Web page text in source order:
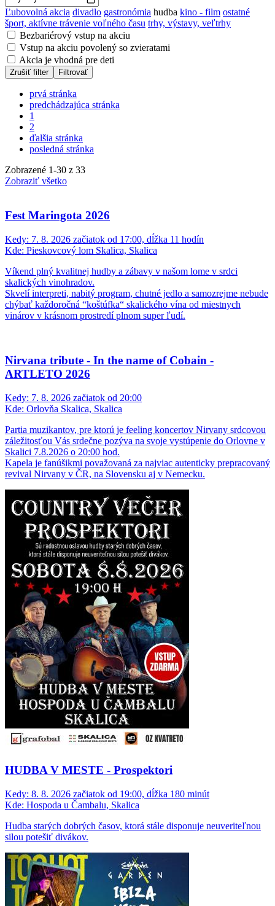
Ľubovolná akcia divadlo gastronómia hudba kino - film ostatné
šport, aktívne trávenie voľného času trhy, výstavy, veľtrhy
Bezbariérový vstup na akciu
Vstup na akciu povolený so zvieratami
Akcia je vhodná pre deti
Zrušiť filter Filtrovať
prvá stránka
predchádzajúca stránka
1
2
ďalšia stránka
posledná stránka
Zobrazené 1-30 z 33
Zobraziť všetko
Fest Maringota 2026
Kedy: 7. 8. 2026 začiatok od 17:00, dĺžka 11 hodín
Kde: Pieskovcový lom Skalica, Skalica
Víkend plný kvalitnej hudby a zábavy v našom lome v srdci
skalických vinohradov.
Skvelí interpreti, nabitý program, chutné jedlo a samozrejme nebude
chýbať každoročná “koštúfka“ skalického vína od miestnych
vinárov v krásnom prostredí plnom super ľudí.
Nirvana tribute - In the name of Cobain -
ARTLETO 2026
Kedy: 7. 8. 2026 začiatok od 20:00
Kde: Orlovňa Skalica, Skalica
Partia muzikantov, pre ktorú je feeling koncertov Nirvany srdcovou
záležitosťou Vás srdečne pozýva na svoje vystúpenie do Orlovne v
Skalici 7.8.2026 o 20:00 hod.
Kapela je fanúšikmi považovaná za najviac autenticky prepracovaný
revival Nirvany v ČR, na Slovensku aj v Nemecku.
HUDBA V MESTE - Prospektori
Kedy: 8. 8. 2026 začiatok od 19:00, dĺžka 180 minút
Kde: Hospoda u Čambalu, Skalica
Hudba starých dobrých časov, ktorá stále disponuje neuveriteľnou
silou potešiť divákov.